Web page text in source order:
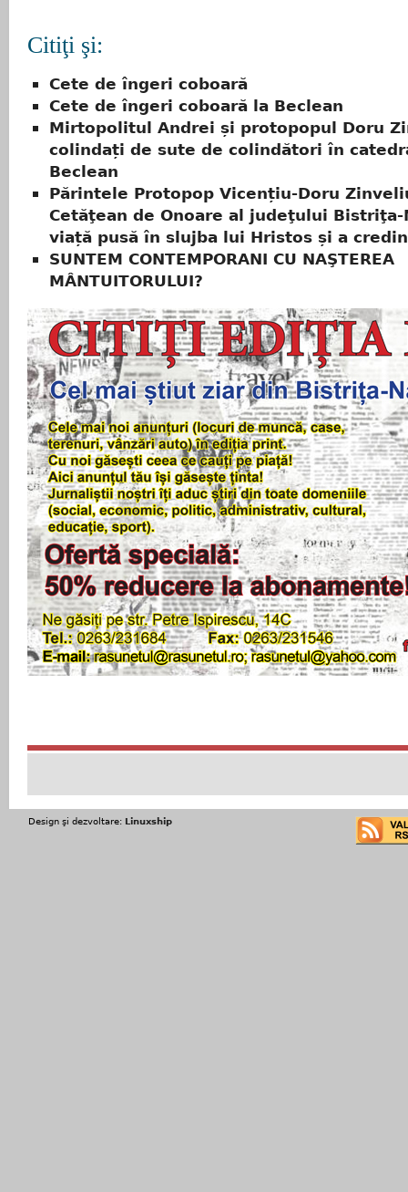
Citiţi şi:
Cete de îngeri coboară
Cete de îngeri coboară la Beclean
Mirtopolitul Andrei și protopopul Doru
colindați de sute de colindători în
Beclean
Părintele Protopop Vicențiu-Doru
Cetăţean de Onoare al judeţului Bistriţa-
viață pusă în slujba lui Hristos și a
SUNTEM CONTEMPORANI CU NAŞTEREA
MÂNTUITORULUI?
Design şi dezvoltare: Linuxship